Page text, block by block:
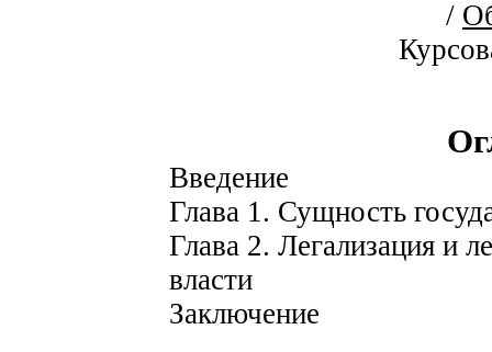
/
Введение
Глава 1. Сущность
Глава 2. Легализация и
власти
Заключение